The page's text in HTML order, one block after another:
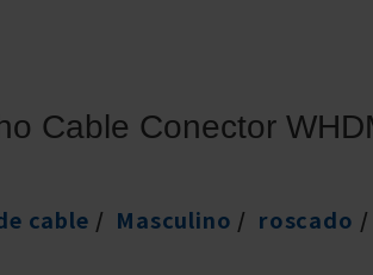
Cable Conector
cable Masculino
roscado